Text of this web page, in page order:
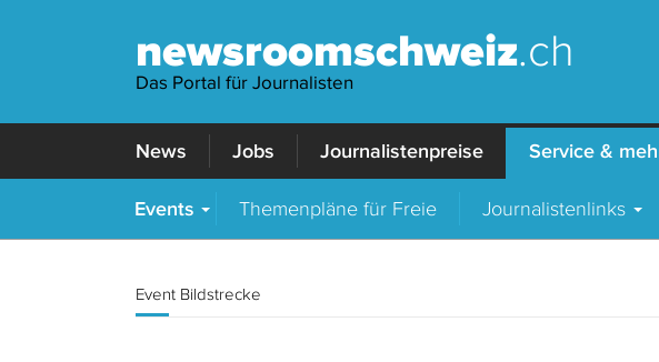
newsroomschweiz.ch
Das Portal für Journalisten
News Jobs Journalistenpreise Service &
Events Themenpläne für Freie Journalistenlinks
Event Bildstrecke